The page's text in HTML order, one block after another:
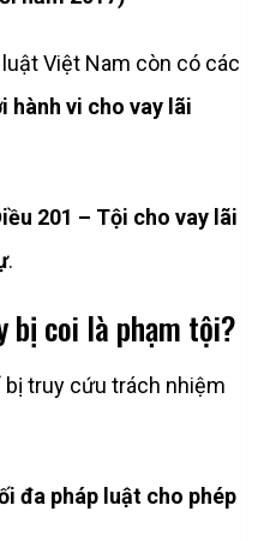
Việt Nam còn có các
hành vi cho vay lãi
201 – Tội cho vay lãi
.
bị coi là phạm tội?
truy cứu trách nhiệm
đa pháp luật cho phép